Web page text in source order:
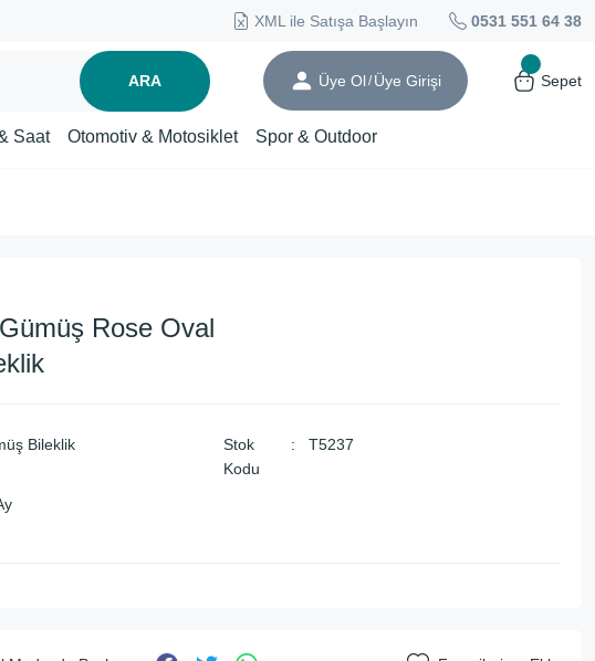
XML ile Satışa Başlayın 0531 551 64 38
ARA Üye Ol/ Üye Girişi Sepet
Saat Otomotiv & Motosiklet Spor & Outdoor
Rose Oval
Bileklik
Stok
Kodu
T5237